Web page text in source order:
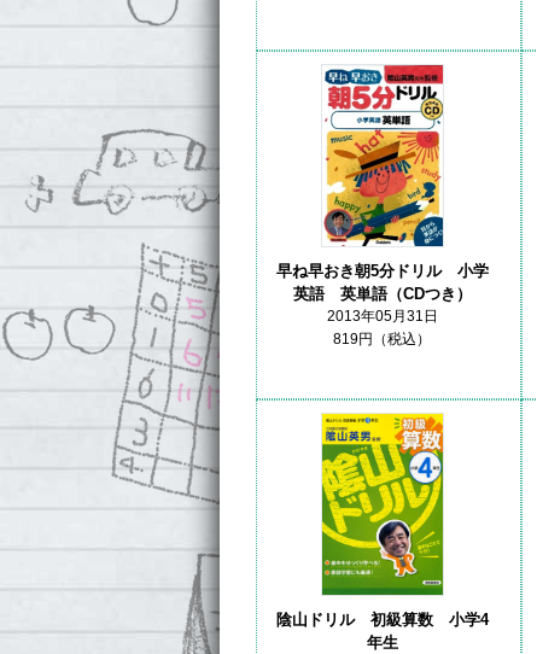
早ね早おき朝5分ドリル 小学
英語 英単語（CDつき）
2013年05月31日
819円（税込）
陰山ドリル 初級算数 小学4
年生